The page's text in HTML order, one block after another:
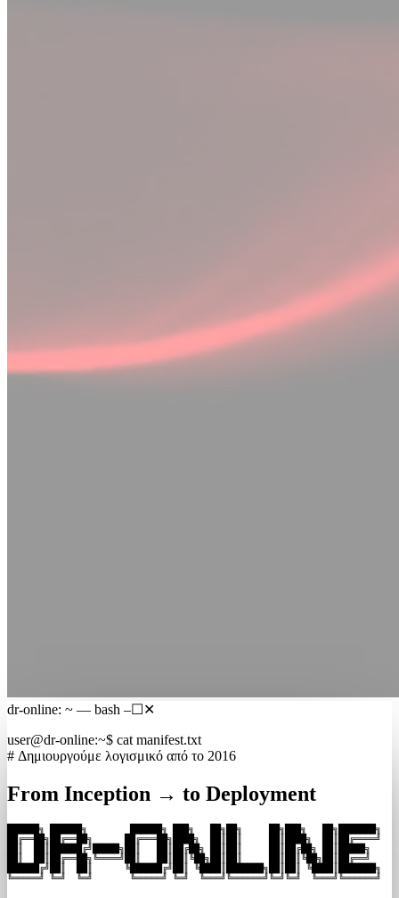
dr-online: ~ — bash –☐✕
user@dr-online:~$ cat manifest.txt
# Δημιουργούμε λογισμικό από το 2016
From Inception → to Deployment
██████╗ ██████╗        ██████╗ ███╗   ██╗██╗     ██╗███╗   ██╗███████╗
██╔══██╗██╔══██╗      ██╔═══██╗████╗  ██║██║     ██║████╗  ██║██╔════╝
██║  ██║██████╔╝█████╗██║   ██║██╔██╗ ██║██║     ██║██╔██╗ ██║█████╗
██║  ██║██╔══██╗╚════╝██║   ██║██║╚██╗██║██║     ██║██║╚██╗██║██╔══╝
██████╔╝██║  ██║      ╚██████╔╝██║ ╚████║███████╗██║██║ ╚████║███████╗
╚═════╝ ╚═╝  ╚═╝       ╚═════╝ ╚═╝  ╚═══╝╚══════╝╚═╝╚═╝  ╚═══╝╚══════╝